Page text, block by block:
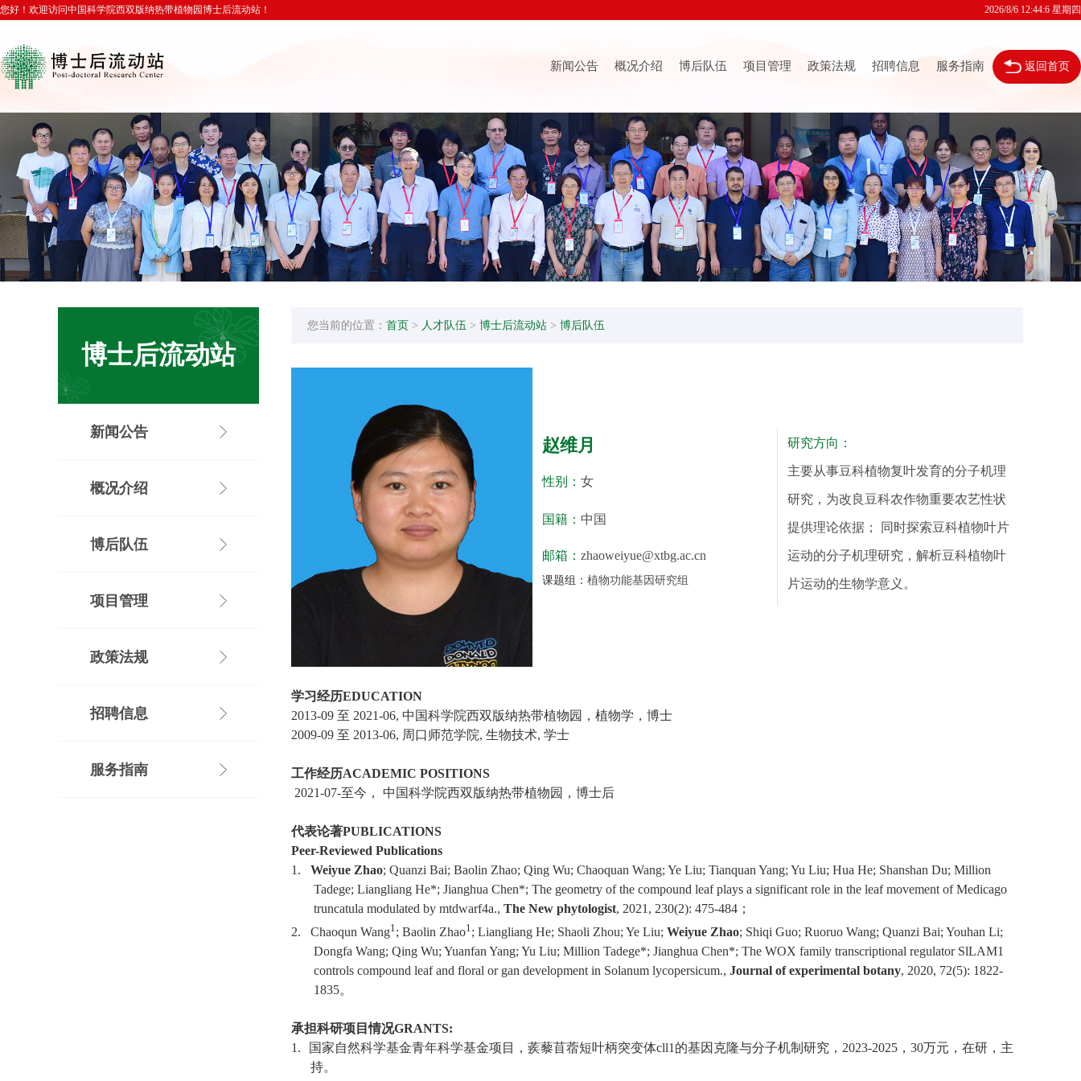
您好！欢迎访问中国科学院西双版纳热带植物园博士后流动站！ 2026/8/6 12:44:7 星期四
新闻公告 概况介绍 博后队伍 项目管理 政策法规 招聘信息 服务指南 返回首页
博士后流动站
新闻公告
概况介绍
博后队伍
项目管理
政策法规
招聘信息
服务指南
您当前的位置： 首页 > 人才队伍 > 博士后流动站 > 博后队伍
赵维月
性别： 女
国籍： 中国
邮箱： zhaoweiyue@xtbg.ac.cn
课题组： 植物功能基因研究组
研究方向：
主要从事豆科植物复叶发育的分子机理
研究，为改良豆科农作物重要农艺性状
提供理论依据； 同时探索豆科植物叶片
运动的分子机理研究，解析豆科植物叶
片运动的生物学意义。
学习经历EDUCATION
2013-09 至 2021-06, 中国科学院西双版纳热带植物园，植物学，博士
2009-09 至 2013-06, 周口师范学院, 生物技术, 学士
工作经历ACADEMIC POSITIONS
2021-07-至今， 中国科学院西双版纳热带植物园，博士后
代表论著PUBLICATIONS
Peer-Reviewed Publications
1.
Weiyue Zhao; Quanzi Bai; Baolin Zhao; Qing Wu; Chaoquan Wang; Ye Liu; Tianquan Yang; Yu Liu; Hua He; Shanshan Du; Million
Tadege; Liangliang He*; Jianghua Chen*; The geometry of the compound leaf plays a significant role in the leaf movement of Medicago
truncatula modulated by mtdwarf4a., The New phytologist, 2021, 230(2): 475-484 ；
2.
Chaoqun Wang1; Baolin Zhao1; Liangliang He; Shaoli Zhou; Ye Liu; Weiyue Zhao; Shiqi Guo; Ruoruo Wang; Quanzi Bai; Youhan Li;
Dongfa Wang; Qing Wu; Yuanfan Yang; Yu Liu; Million Tadege*; Jianghua Chen*; The WOX family transcriptional regulator SlLAM1
controls compound leaf and floral or gan development in Solanum lycopersicum., Journal of experimental botany, 2020, 72(5): 1822-
1835。
承担科研项目情况GRANTS:
1.
国家自然科学基金青年科学基金项目，蒺藜苜蓿短叶柄突变体cll1 的基因克隆与分子机制研究， 2023-2025 ， 30万元，在研，主
持。